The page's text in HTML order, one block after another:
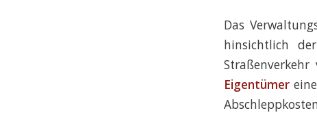
Das
hinsichtlich
Eigentümer